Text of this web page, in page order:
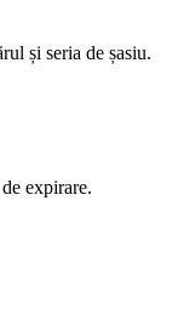
și seria de șasiu.
expirare.